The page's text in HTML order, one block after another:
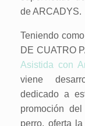
de ARCADYS.
Teniendo
DE CUATRO
Asistida con
viene
dedicado a
promoción
perro, oferta